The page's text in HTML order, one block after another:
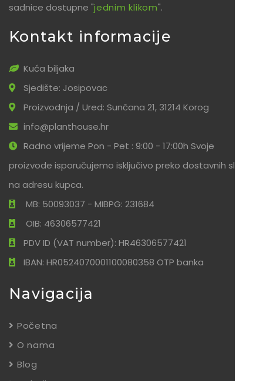
sadnice dostupne "jednim klikom".
Kontakt informacije
Kuća biljaka
Sjedište: Josipovac
Proizvodnja / Ured: Sunčana 21, 31214 Korog
info@planthouse.hr
Radno vrijeme Pon - Pet : 9:00 - 17:00h Svoje
proizvode isporučujemo isključivo preko dostavnih službi
na adresu kupca.
MB: 50093037 - MIBPG: 231684
OIB: 46306577421
PDV ID (VAT number): HR46306577421
IBAN: HR0524070001100080358 OTP banka
Navigacija
Početna
O nama
Blog